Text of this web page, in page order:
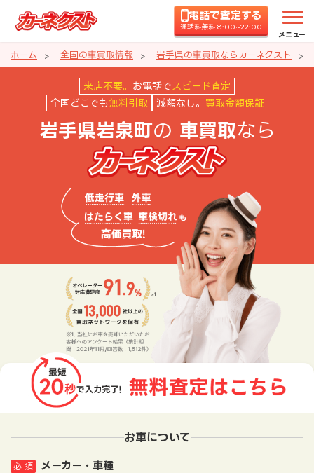
電話で査定する
通話料無料 8:00~22:00
メニュー
ホーム 全国の車買取情報 岩手県の車買取ならカーネクスト
岩手県岩泉町の車買取ならカー
来店不要。 お電話で スピード査定
全国どこでも 無料引取 減額なし。 買取金額保証
岩手県岩泉町の 車買取なら
お車について
メーカー・車種
必 須